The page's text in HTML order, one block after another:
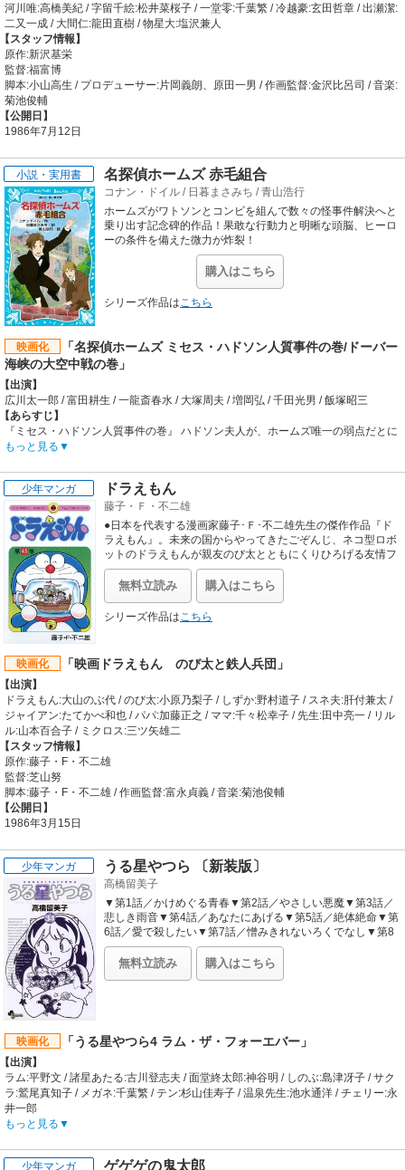
河川唯:高橋美紀 / 字留千絵:松井菜桜子 / 一堂零:千葉繁 / 冷越豪:玄田哲章 / 出瀬潔:
二又一成 / 大間仁:龍田直樹 / 物星大:塩沢兼人
【スタッフ情報】
原作:新沢基栄
監督:福富博
脚本:小山高生 / プロデューサー:片岡義朗、原田一男 / 作画監督:金沢比呂司 / 音楽:
菊池俊輔
【公開日】
1986年7月12日
小説・実用書 名探偵ホームズ 赤毛組合
コナン・ドイル / 日暮まさみち /青山浩行
ホームズがワトソンとコンビを組んで数々の怪事件解決へと
乗り出す記念碑的作品！果敢な行動力と明晰な頭脳、ヒーロ
ーの条件を備えた微力が炸裂！
購入はこちら
シリーズ作品は こちら
映画化
「名探偵ホームズ ミセス・ハドソン人質事件の巻/ドーバー
海峡の大空中戦の巻」
【出演】
広川太一郎 / 富田耕生 / 一龍斎春水 / 大塚周夫 / 増岡弘 / 千田光男 / 飯塚昭三
【あらすじ】
『ミセス・ハドソン人質事件の巻』 ハドソン夫人が、ホームズ唯一の弱点だとに
らんだモリアーティ教授は夫人を誘拐。だが、チャーミングで優しい夫人の人柄
航空郵便を中止に追い込もうと企むモリアーティ教授。郵便飛行機のパイロッ
ト、トミーとハドソン夫人、そして夫人の亡き夫ジムは、かつての飛行機仲間だ
った。ホームズは飛行機の警護にあたるが･･･。
【制作会社】
東京ムービー
【スタッフ情報】
原作:コナン・ドイル
監督:御厨恭輔
製作:藤岡豊、ルチアーノ・スカッファ / プロデューサー:高橋美光 / 絵コンテ・演
出:宮崎駿 / オリジナルアイディア:マルコ・パゴット / 脚本:片渕須直 / グラフィッ
クデザイン:ジー・パゴット / 美術監督:影山仁 / 音楽監督:鈴木清司 / 音楽:羽田健太
【公開日】
1986年8月2日
もっと見る
少年マンガ ドラえもん
藤子・Ｆ・不二雄
●日本を代表する漫画家藤子･Ｆ･不二雄先生の傑作作品『ド
ラえもん』。未来の国からやってきたごぞんじ、ネコ型ロボ
ットのドラえもんが親友のび太とともにくりひろげる友情フ
ァンタジー。四次元ポケットから取りだされる不思議な道具
で日本じゅうを笑いに包みこむ。しずちゃんやスネ夫、それ
クワクドキドキ素敵な道具でキミを心温まるドラえもんワー
ルドにご案内。 ▼第１話／未来の国からはるばると▼第２話
秘（丸囲み）スパイ大作戦▼第５話／コベアベ▼第６話／古
道具きょう争▼第７話／ペコペコバッタ▼第８話／ご先祖さ
１話／一生に一度は百点を▼第１２話／プロポーズ大作戦▼
第１３話／◯◯が××と△△する▼第１４話／雪でアッチッチ
▼第１５話／ランプのけむりオバケ▼第１６話／走れ！ ウマ
無料立読み 購入はこちら
シリーズ作品は こちら
映画化 「映画ドラえもん のび太と鉄人兵団」
【出演】
ドラえもん:大山のぶ代 / のび太:小原乃梨子 / しずか:野村道子 / スネ夫:肝付兼太 /
ジャイアン:たてかべ和也 / パパ:加藤正之 / ママ:千々松幸子 / 先生:田中亮一 / リル
ル:山本百合子 / ミクロス:三ツ矢雄二
【スタッフ情報】
原作:藤子・F・不二雄
監督:芝山努
脚本:藤子・F・不二雄 / 作画監督:富永貞義 / 音楽:菊池俊輔
【公開日】
1986年3月15日
少年マンガ うる星やつら 〔新装版〕
高橋留美子
▼第1話／かけめぐる青春▼第2話／やさしい悪魔▼第3話／
悲しき雨音▼第4話／あなたにあげる▼第5話／絶体絶命▼第
6話／愛で殺したい▼第7話／憎みきれないろくでなし▼第8
話／いい日旅立ち▼第9話／大勝負●主な登場人物／ラム
（UFOに乗ってやってきた鬼娘。あたるの押しかけ女房
ことから、あたるの運命はさらなる不幸（？）へと突入して
いく……。コミック界をゆるがした高橋留美子の奇想天外SF
／しのぶ（あたるの同級生。あたると付き合っていた
が…）、錯乱坊（旅の僧。あだ名はチェリー）、サクラ（錯
無料立読み 購入はこちら
映画化 「うる星やつら4 ラム・ザ・フォーエバー」
【出演】
ラム:平野文 / 諸星あたる:古川登志夫 / 面堂終太郎:神谷明 / しのぶ:島津冴子 / サク
ラ:鷲尾真知子 / メガネ:千葉繁 / テン:杉山佳寿子 / 温泉先生:池水通洋 / チェリー:永
井一郎
【あらすじ】
たち。ヒロインの鬼姫役は当然ながら、宇宙の鬼娘ラムが務める。面堂家の守護
もっと見る
少年マンガ ゲゲゲの鬼太郎